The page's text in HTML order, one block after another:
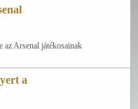
az Arsenal játékosainak
a